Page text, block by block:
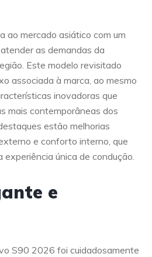
ao mercado asiático com um
as demandas da
Este modelo revisitado
associada à marca, ao mesmo
inovadoras que
mais contemporâneas dos
estão melhorias
e conforto interno, que
experiência única de condução.
e
S90 2026 foi cuidadosamente